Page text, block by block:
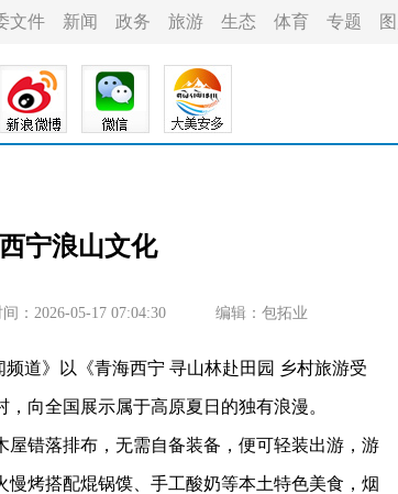
文件 新闻 政务 旅游 生态 体育 专题
宁浪山文化
：2026-05-17 07:04:30 编辑：包拓业
道》以《青海西宁 寻山林赴田园 乡村旅游受
向全国展示属于高原夏日的独有浪漫。
错落排布，无需自备装备，便可轻装出游，游
烤搭配焜锅馍、手工酸奶等本土特色美食，烟